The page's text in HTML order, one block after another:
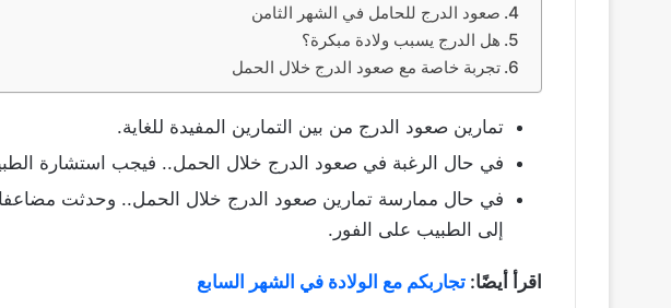
صعود الدرج للحامل في الشهر الثامن
هل الدرج يسبب ولادة مبكرة؟
تجربة خاصة مع صعود الدرج خلال الحمل
تمارين صعود الدرج من بين التمارين المفيدة للغاية.
في حال الرغبة في صعود الدرج خلال الحمل.. فيجب استشارة
في حال ممارسة تمارين صعود الدرج خلال الحمل.. وحدثت
إلى الطبيب على الفور.
اقرأ أيضًا: تجاربكم مع الولادة في الشهر السابع